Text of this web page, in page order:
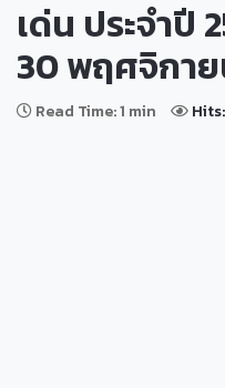
เด่น ประจำปี
30 พฤศจิกาย
Read Time: 1 min